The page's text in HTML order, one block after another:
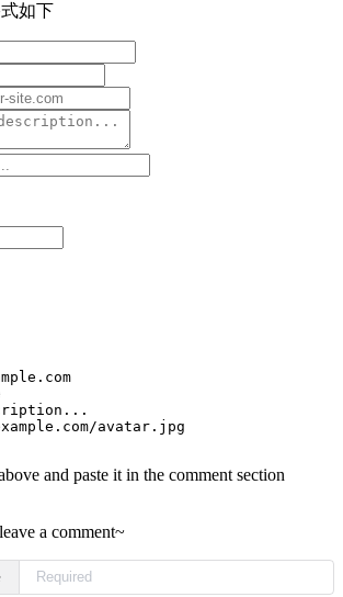
如下
avatar.jpg
and paste it in the comment section
a comment~